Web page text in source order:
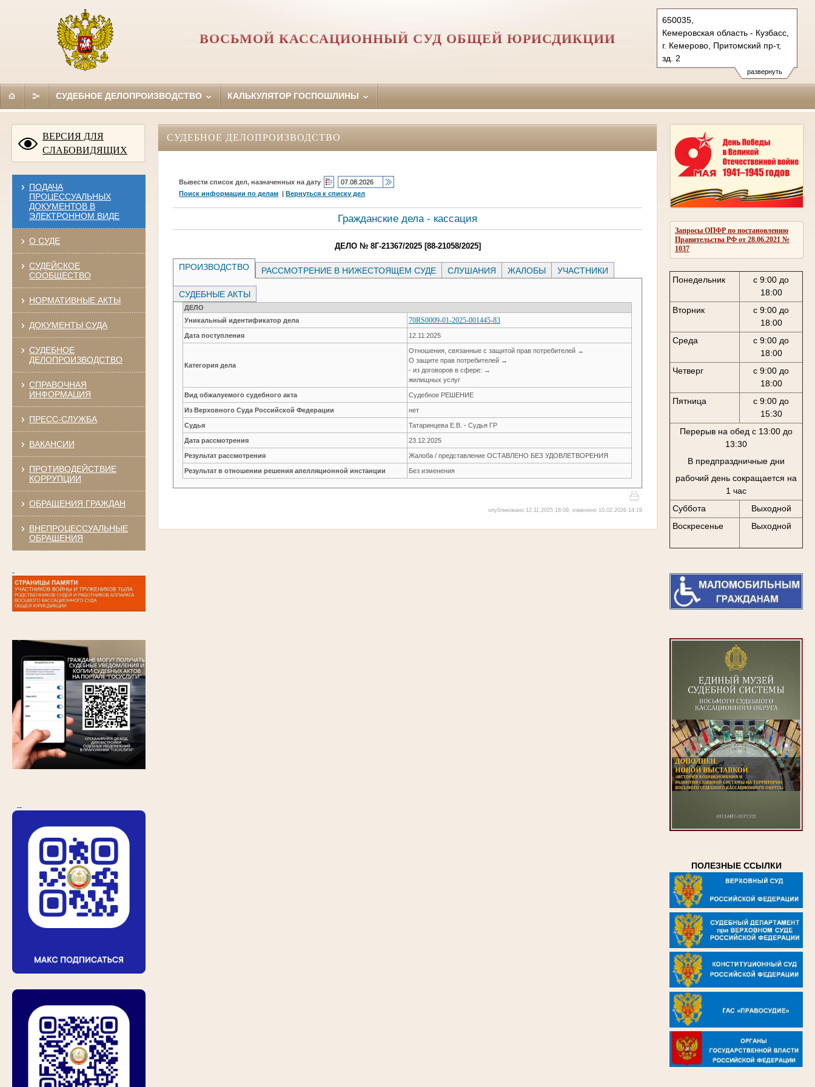
развернуть
650035,
Кемеровская область - Кузбасс,
г. Кемерово, Притомский пр-т,
зд. 2
Тел.: (3842) 71-75-00
71-76-00, 71-75-71
ВОСЬМОЙ КАССАЦИОННЫЙ СУД ОБЩЕЙ ЮРИСДИКЦИИ
СУДЕБНОЕ ДЕЛОПРОИЗВОДСТВО КАЛЬКУЛЯТОР ГОСПОШЛИНЫ
ВЕРСИЯ ДЛЯ
СЛАБОВИДЯЩИХ
ПОДАЧА
ПРОЦЕССУАЛЬНЫХ
ДОКУМЕНТОВ В
ЭЛЕКТРОННОМ ВИДЕ
О СУДЕ
СУДЕЙСКОЕ
СООБЩЕСТВО
НОРМАТИВНЫЕ АКТЫ
ДОКУМЕНТЫ СУДА
СУДЕБНОЕ
ДЕЛОПРОИЗВОДСТВО
СПРАВОЧНАЯ
ИНФОРМАЦИЯ
ПРЕСС-СЛУЖБА
ВАКАНСИИ
ПРОТИВОДЕЙСТВИЕ
КОРРУПЦИИ
ОБРАЩЕНИЯ ГРАЖДАН
ВНЕПРОЦЕССУАЛЬНЫЕ
ОБРАЩЕНИЯ
Запросы ОПФР по постановлению
Правительства РФ от 28.06.2021 №
1037
Понедельник
с 9:00 до
18:00
Вторник
с 9:00 до
18:00
Среда
с 9:00 до
18:00
Четверг
с 9:00 до
18:00
Пятница
с 9:00 до
15:30
Перерыв на обед с 13:00 до
13:30
В предпраздничные дни
рабочий день сокращается на
1 час
Суббота
Выходной
Воскресенье
Выходной
ПОЛЕЗНЫЕ ССЫЛКИ
СУДЕБНОЕ ДЕЛОПРОИЗВОДСТВО
Вывести список дел, назначенных на дату
Поиск информации по делам |Вернуться к списку дел
Гражданские дела - кассация
ДЕЛО № 8Г-21367/2025 [88-21058/2025]
ПРОИЗВОДСТВО РАССМОТРЕНИЕ В НИЖЕСТОЯЩЕМ СУДЕ СЛУШАНИЯ ЖАЛОБЫ УЧАСТНИКИ
СУДЕБНЫЕ АКТЫ
ДЕЛО
Уникальный идентификатор дела
70RS0009-01-2025-001445-83
Дата поступления 12.11.2025
Категория дела
Отношения, связанные с защитой прав потребителей →
О защите прав потребителей →
- из договоров в сфере: →
жилищных услуг
Вид обжалуемого судебного акта Судебное РЕШЕНИЕ
Из Верховного Суда Российской Федерации нет
Судья Татаринцева Е.В. - Судья ГР
Дата рассмотрения 23.12.2025
Результат рассмотрения Жалоба / представление ОСТАВЛЕНО БЕЗ УДОВЛЕТВОРЕНИЯ
Результат в отношении решения апелляционной инстанции Без изменения
опубликовано 12.11.2025 18:09, изменено 10.02.2026 14:19